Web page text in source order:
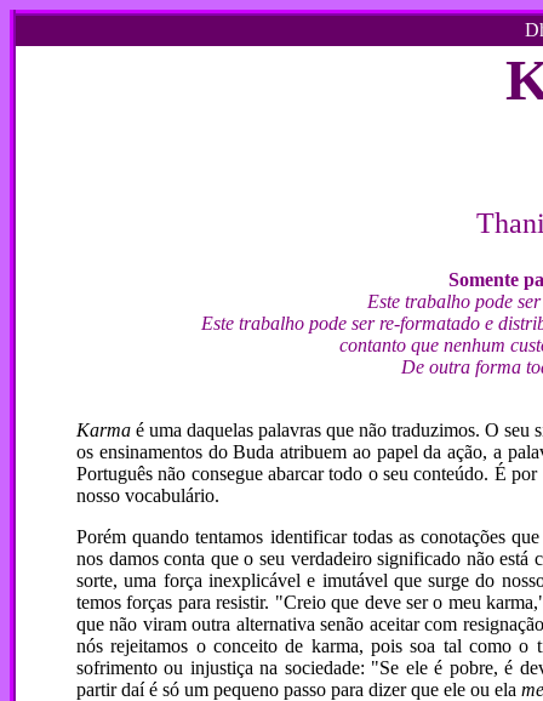
Somente
Este trabalho pode
Este trabalho pode ser re-formatado e
contanto que nenhum
De outra forma
Karma é uma daquelas palavras que não traduzimos. O
os ensinamentos do Buda atribuem ao papel da ação, a
Português não consegue abarcar todo o seu conteúdo. É
nosso vocabulário.
Porém quando tentamos identificar todas as conotações
nos damos conta que o seu verdadeiro significado não
sorte, uma força inexplicável e imutável que surge do
temos forças para resistir. "Creio que deve ser o meu
que não viram outra alternativa senão aceitar com
nós rejeitamos o conceito de karma, pois soa tal como
sofrimento ou injustiça na sociedade: "Se ele é pobre, é
partir daí é só um pequeno passo para dizer que ele ou ela